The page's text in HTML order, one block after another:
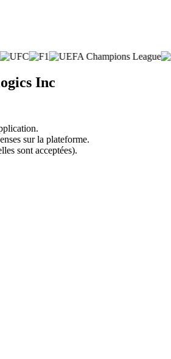
Inc
sur la plateforme.
sont acceptées).